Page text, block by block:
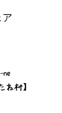
ア
ne
ね村】